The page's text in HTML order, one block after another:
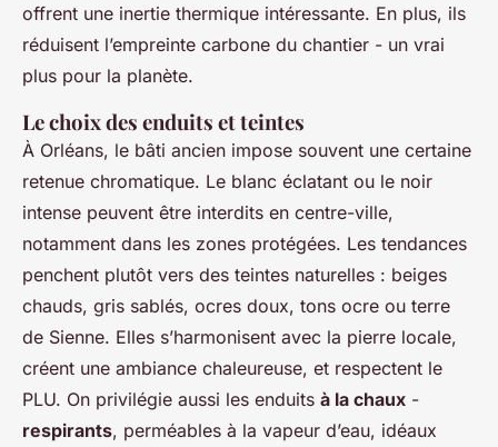
offrent une inertie thermique intéressante. En plus, ils
réduisent l’empreinte carbone du chantier - un vrai
plus pour la planète.
Le choix des enduits et teintes
À Orléans, le bâti ancien impose souvent une certaine
retenue chromatique. Le blanc éclatant ou le noir
intense peuvent être interdits en centre-ville,
notamment dans les zones protégées. Les tendances
penchent plutôt vers des teintes naturelles : beiges
chauds, gris sablés, ocres doux, tons ocre ou terre
de Sienne. Elles s’harmonisent avec la pierre locale,
créent une ambiance chaleureuse, et respectent le
PLU. On privilégie aussi les enduits à la chaux -
respirants, perméables à la vapeur d’eau, idéaux